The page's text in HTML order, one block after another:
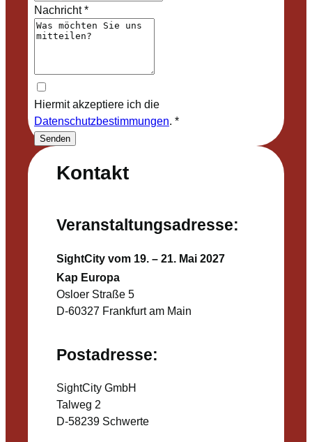
Kontakt
Veranstaltungsadresse:
SightCity vom 19. – 21. Mai 2027
Kap Europa
Osloer Straße 5
D-60327 Frankfurt am Main
Postadresse:
SightCity GmbH
Talweg 2
D-58239 Schwerte
Nachricht*
Hiermit akzeptiere ich die
Datenschutzbestimmungen. *
Senden